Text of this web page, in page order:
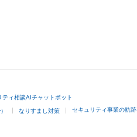
ティ相談AIチャットボット
なりすまし対策 セキュリティ事業の軌跡